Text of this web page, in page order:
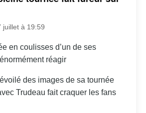
juillet à 19:59
en coulisses d’un de ses
réagir
des images de sa tournée
Trudeau fait craquer les fans